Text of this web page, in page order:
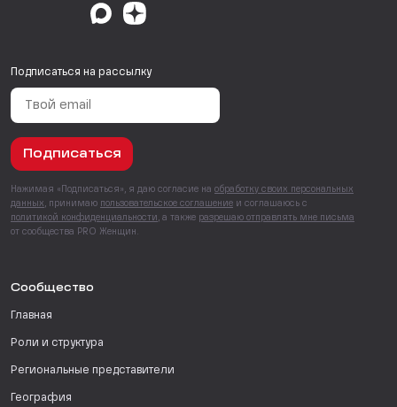
Подписаться на рассылку
Подписаться
Нажимая «Подписаться», я даю согласие на обработку своих персональных
данных , принимаю пользовательское соглашение и соглашаюсь с
политикой конфиденциальности , а также разрешаю отправлять мне письма
от сообщества PRO Женщин.
Сообщество
Главная
Роли и структура
Региональные представители
География